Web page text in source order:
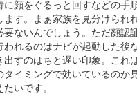
顔をぐるっと回すなどの手
ます。まぁ家族を見分けられ
ないんでしょう。ただ顔認
われるのはナビが起動した後な
出すのはちと遅い印象。これ
タイミングで効いているのか
いです。